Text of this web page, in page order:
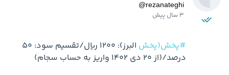
@rezanateghi
3 سال پیش
#پخش(پخش
درصد/(از 20 دی 1402 واریز به حساب سجام)